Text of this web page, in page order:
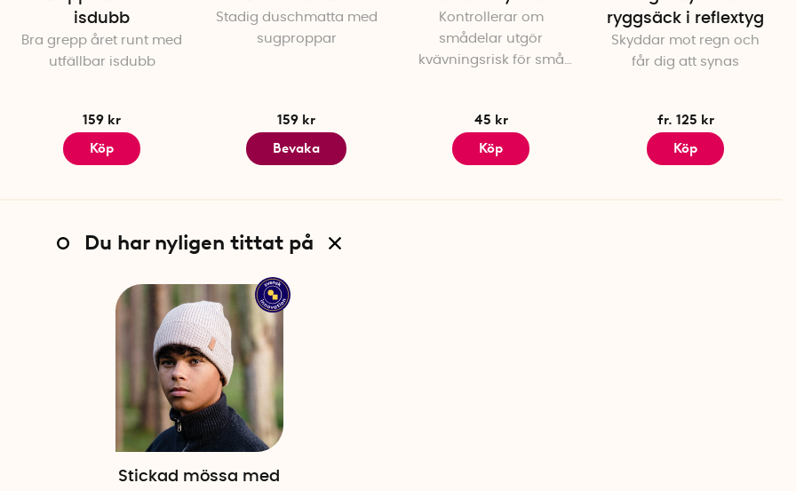
isdubb
Bra grepp året runt med
utfällbar isdubb
159 kr
Köp
Stadig duschmatta med
sugproppar
159 kr
Bevaka
Kontrollerar om
smådelar utgör
kvävningsrisk för små
45 kr
Köp
ryggsäck i reflextyg
Skyddar mot regn och
får dig att synas
fr. 125 kr
Köp
Du har nyligen tittat på
Stickad mössa med